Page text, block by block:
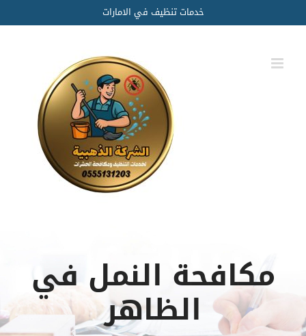
to
content
خدمات تنظيف في الامارات
مكافحة النمل في
الظاهر